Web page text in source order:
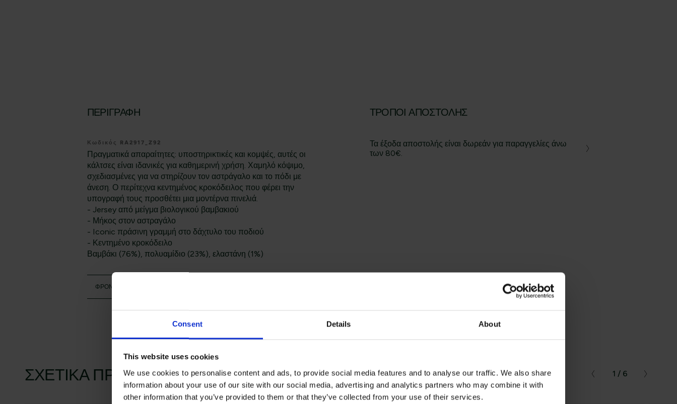
Consent Details About
This website uses cookies
We use cookies to personalise content and ads, to provide social media features and to analyse our traffic. We also share
information about your use of our site with our social media, advertising and analytics partners who may combine it with
other information that you’ve provided to them or that they’ve collected from your use of their services.
ΠΕΡΙΓΡΑΦΉ
Κωδικός RA2917_Z92
Πραγματικά απαραίτητες: υποστηρικτικές και κομψές, αυτές οι
κάλτσες είναι ιδανικές για καθημερινή χρήση. Χαμηλό κόψιμο,
σχεδιασμένες για να στηρίζουν τον αστράγαλο και το πόδι με
άνεση. Ο περίτεχνα κεντημένος κροκόδειλος που φέρει την
υπογραφή τους προσθέτει μια μοντέρνα πινελιά.
- Jersey από μείγμα βιολογικού βαμβακιού
- Μήκος στον αστραγάλο
- Iconic πράσινη γραμμή στο δάχτυλο του ποδιού
- Κεντημένο κροκόδειλο
Βαμβάκι (76%), πολυαμίδιο (23%), ελαστάνη (1%)
ΦΡΟΝΤΙΔΑ
ΤΡΌΠΟΙ ΑΠΟΣΤΟΛΉΣ
Τα έξοδα αποστολής είναι δωρεάν για παραγγελίες άνω
των 80€.
ΣΧΕΤΙΚΆ ΠΡΟΪΌΝΤΑ 1 / 6
Εγγραφείτε στο newsletter μας και αποκτήστε10%στην
Εγγραφή